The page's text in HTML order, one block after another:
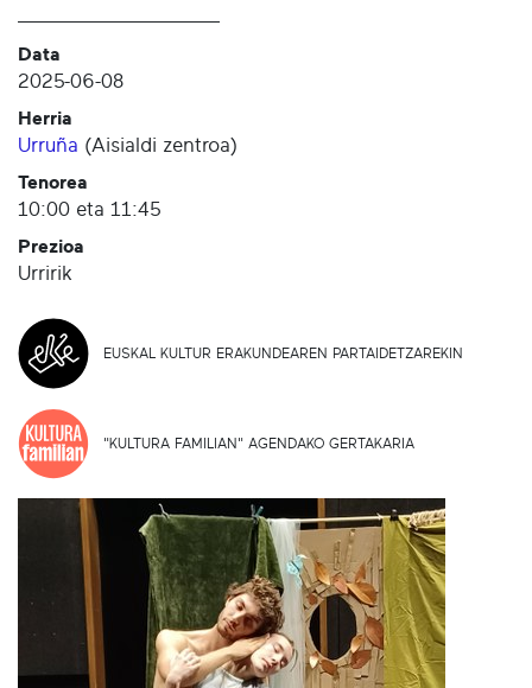
Data
2025-06-08
Herria
Urruña (Aisialdi zentroa)
Tenorea
10:00 eta 11:45
Prezioa
Urririk
EUSKAL KULTUR ERAKUNDEAREN PARTAIDETZAREKIN
"KULTURA FAMILIAN" AGENDAKO GERTAKARIA